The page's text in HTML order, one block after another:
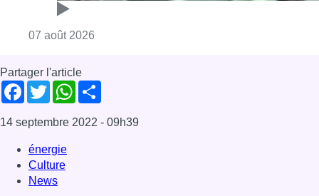
07 août 2026
Partager l'article
Facebook
TwitterWhatsApp
14 septembre 2022 - 09h39
énergie
Culture
News